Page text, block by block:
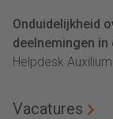
Onduidelijkheid
deelnemingen in
Helpdesk
Vacatures